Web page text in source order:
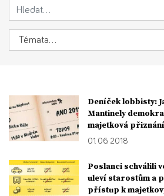
Deníček lobbisty:
Mantinely
majetková
01. 06. 2018
Poslanci schválili
uleví starostům a
přístup k